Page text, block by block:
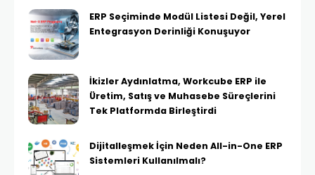
ERP Seçiminde Modül Listesi Değil, Yerel
Entegrasyon Derinliği Konuşuyor
İkizler Aydınlatma, Workcube ERP ile
Üretim, Satış ve Muhasebe Süreçlerini
Tek Platformda Birleştirdi
Dijitalleşmek İçin Neden All-in-One ERP
Sistemleri Kullanılmalı?